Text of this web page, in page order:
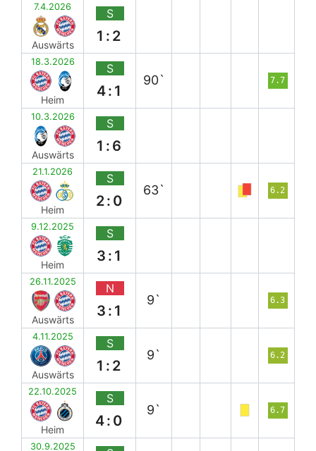
7.4.2026
Auswärts
S
1:2
18.3.2026
Heim
S
4:1
90` 7.7
10.3.2026
Auswärts
S
1:6
21.1.2026
Heim
S
2:0
63` 6.2
9.12.2025
Heim
S
3:1
26.11.2025
Auswärts
N
3:1
9` 6.3
4.11.2025
Auswärts
S
1:2
9` 6.2
22.10.2025
Heim
S
4:0
9` 6.7
30.9.2025